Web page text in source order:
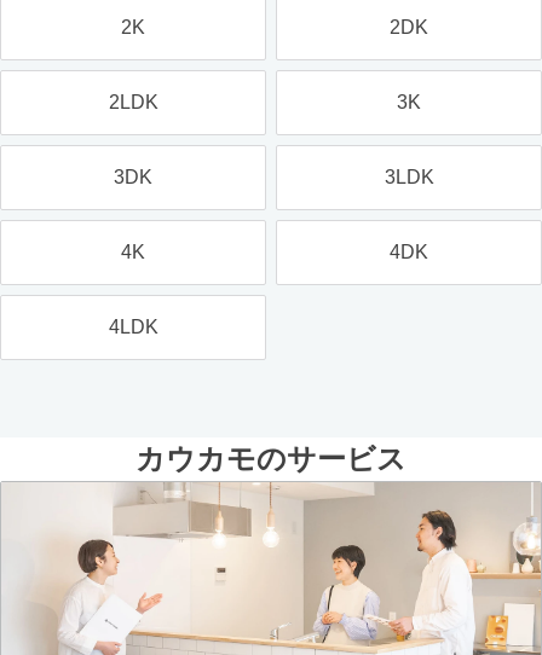
2K 2DK
2LDK 3K
3DK 3LDK
4K 4DK
4LDK
カウカモのサービス